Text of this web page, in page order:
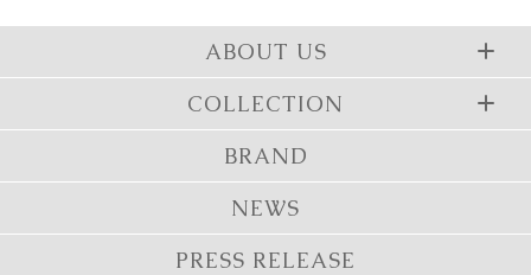
ABOUT US
COLLECTION
BRAND
NEWS
PRESS RELEASE